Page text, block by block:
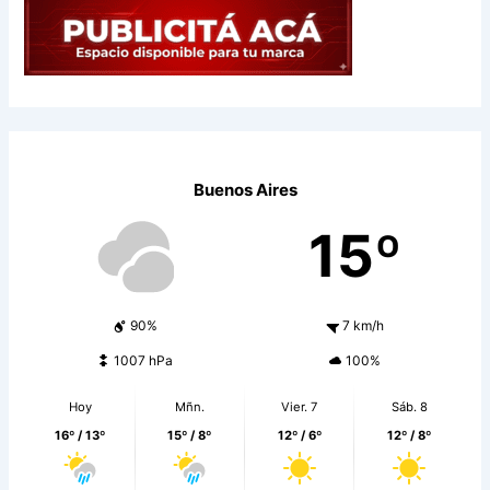
Buenos Aires
15º
90% 7 km/h
1007 hPa 100%
Hoy
16º / 13º
Mñn.
15º / 8º
Vier. 7
12º / 6º
Sáb. 8
12º / 8º